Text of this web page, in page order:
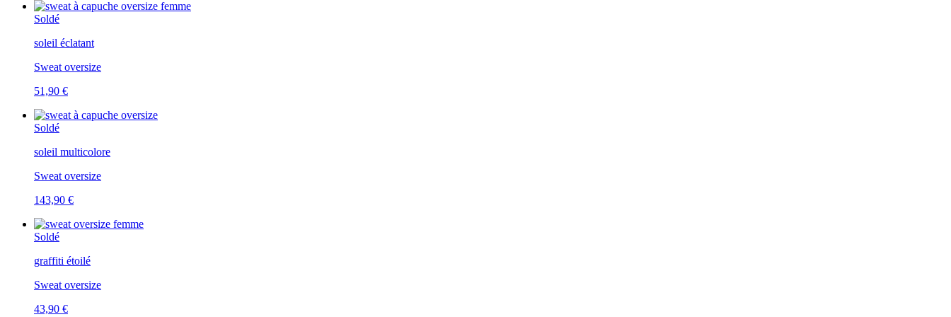
Soldé
soleil éclatant
Sweat oversize
51,90 €
Soldé
soleil multicolore
Sweat oversize
143,90 €
Soldé
graffiti étoilé
Sweat oversize
43,90 €